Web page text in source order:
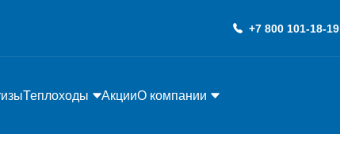
+7 800 101-18-19
Теплоходы АкцииО компании